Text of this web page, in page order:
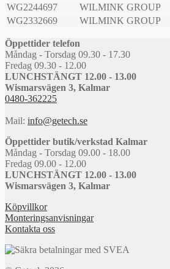
WG2244697
WILMINK GROUP
WG2332669
WILMINK GROUP
Öppettider telefon
Måndag - Torsdag 09.30 - 17.30
Fredag 09.30 - 12.00
LUNCHSTÄNGT 12.00 - 13.00
Wismarsvägen 3, Kalmar
0480-362225
Mail: info@getech.se
Öppettider butik/verkstad Kalmar
Måndag - Torsdag 09.00 - 18.00
Fredag 09.00 - 12.00
LUNCHSTÄNGT 12.00 - 13.00
Wismarsvägen 3, Kalmar
Köpvillkor
Monteringsanvisningar
Kontakta oss